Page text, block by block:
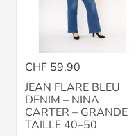
CHF 59.90
JEAN FLARE BLEU
DENIM – NINA
CARTER – GRANDE
TAILLE 40–50